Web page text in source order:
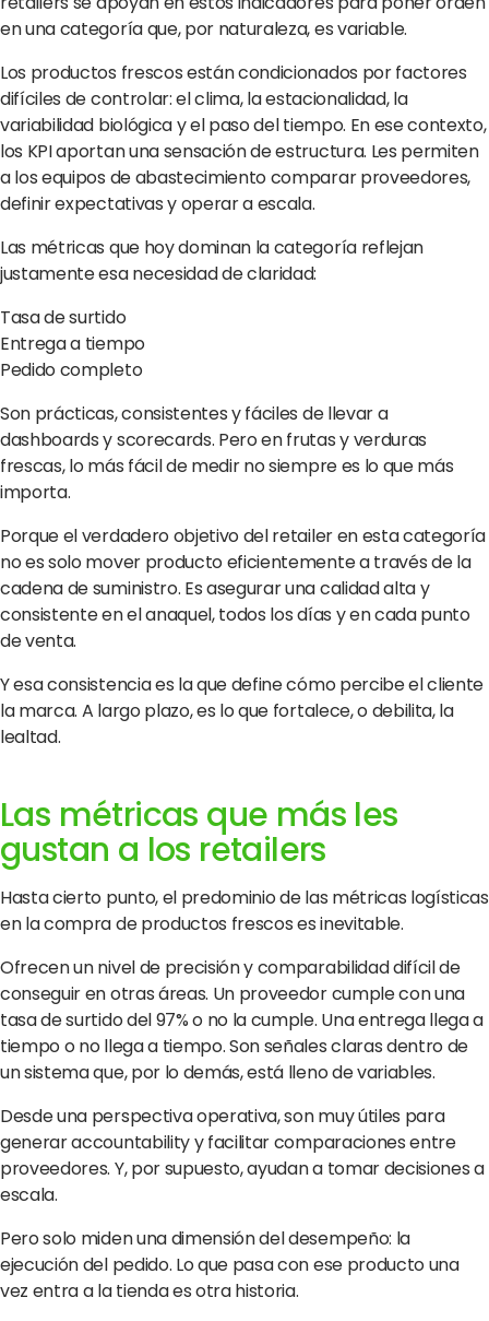
© Copyright Clarifresh 2024
en una categoría que, por naturaleza, es variable.
Los productos frescos están condicionados por factores
difíciles de controlar: el clima, la estacionalidad, la
variabilidad biológica y el paso del tiempo. En ese contexto,
los KPI aportan una sensación de estructura. Les permiten
a los equipos de abastecimiento comparar proveedores,
definir expectativas y operar a escala.
Las métricas que hoy dominan la categoría reflejan
justamente esa necesidad de claridad:
Tasa de surtido
Entrega a tiempo
Pedido completo
Son prácticas, consistentes y fáciles de llevar a
dashboards y scorecards. Pero en frutas y verduras
frescas, lo más fácil de medir no siempre es lo que más
importa.
Porque el verdadero objetivo del retailer en esta categoría
no es solo mover producto eficientemente a través de la
cadena de suministro. Es asegurar una calidad alta y
consistente en el anaquel, todos los días y en cada punto
de venta.
Y esa consistencia es la que define cómo percibe el cliente
la marca. A largo plazo, es lo que fortalece, o debilita, la
lealtad.
Las métricas que más les
gustan a los retailers
Hasta cierto punto, el predominio de las métricas logísticas
en la compra de productos frescos es inevitable.
Ofrecen un nivel de precisión y comparabilidad difícil de
conseguir en otras áreas. Un proveedor cumple con una
tasa de surtido del 97% o no la cumple. Una entrega llega a
tiempo o no llega a tiempo. Son señales claras dentro de
un sistema que, por lo demás, está lleno de variables.
Desde una perspectiva operativa, son muy útiles para
generar accountability y facilitar comparaciones entre
proveedores. Y, por supuesto, ayudan a tomar decisiones a
escala.
Pero solo miden una dimensión del desempeño: la
ejecución del pedido. Lo que pasa con ese producto una
vez entra a la tienda es otra historia.